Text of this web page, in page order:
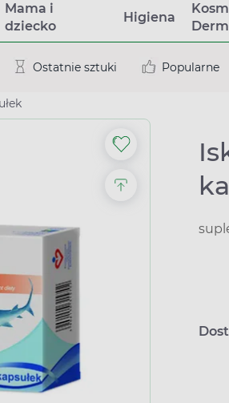
Mama i
dziecko
Higiena
Ostatnie sztuki Popularne